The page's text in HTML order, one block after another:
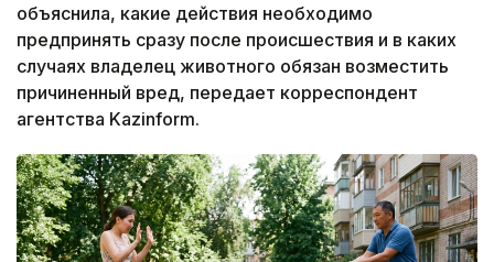
объяснила, какие действия необходимо
предпринять сразу после происшествия и в каких
случаях владелец животного обязан возместить
причиненный вред, передает корреспондент
агентства Kazinform.